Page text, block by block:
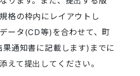
格の枠内にレイアウトし
ータ(CD等)を合わせて、町
通知書に記載します)までに
えて提出してください。